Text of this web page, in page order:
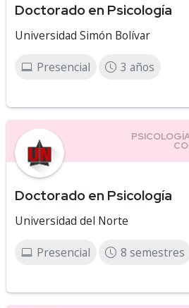
Doctorado en Psicología
Universidad Simón Bolívar
Presencial 3 años
Doctorado en Psicología
Universidad del Norte
Presencial 8 semestres